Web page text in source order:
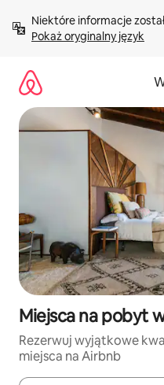
treści Pokaż oryginalny język
Miejsca na pobyt
Rezerwuj wyjątkowe
miejsca na Airbnb